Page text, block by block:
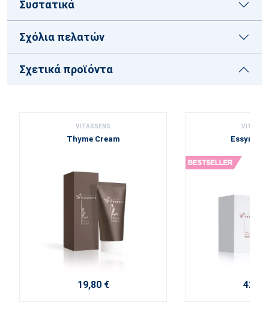
Συστατικά
Σχόλια πελατών
Σχετικά προϊόντα
VITASSENS
Thyme Cream
19,80 €
Essynbio
42,60